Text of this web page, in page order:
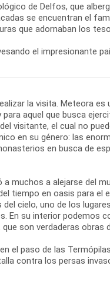
de Delfos, que
se encuentran el
que adornaban los
el impresionante
la visita. Meteora
aquel que busca
visitante, el cual no
en su género: las
en busca de
muchos a alejarse del
tiempo en oasis para el
cielo, uno de los
En su interior podemos
son verdaderas obras
el paso de las
contra los persas